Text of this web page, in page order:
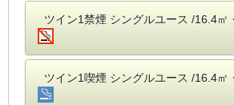
ツイン1禁煙 シングルユース /16.4㎡
ツイン1喫煙 シングルユース /16.4㎡